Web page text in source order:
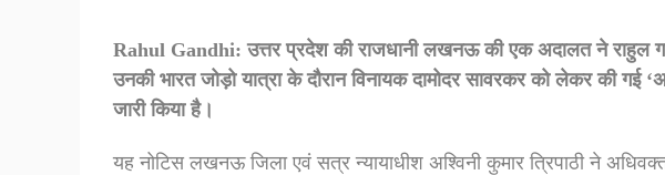
Rahul Gandhi: उत्तर प्रदेश की राजधानी लखनऊ की एक अदालत ने राहुल
उनकी भारत जोड़ो यात्रा के दौरान विनायक दामोदर सावरकर को लेकर की गई
जारी किया है।
यह नोटिस लखनऊ जिला एवं सत्र न्यायाधीश अश्विनी कुमार त्रिपाठी ने